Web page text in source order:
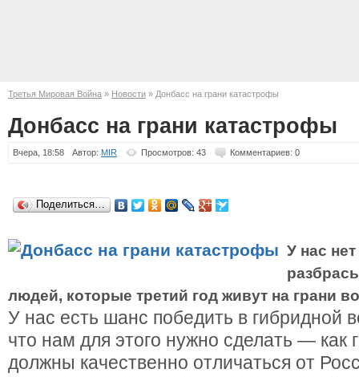
Третья Мировая Война » Новости » Донбасс на грани катастрофы
Донбасс на грани катастрофы
Вчера, 18:58 Автор: MIR Просмотров: 43 Комментариев: 0
Поделиться…
У нас
людей, которые третий год живут на грани
У нас есть шанс победить в гибридной
что нам для этого нужно сделать — как
должны качественно отличаться от